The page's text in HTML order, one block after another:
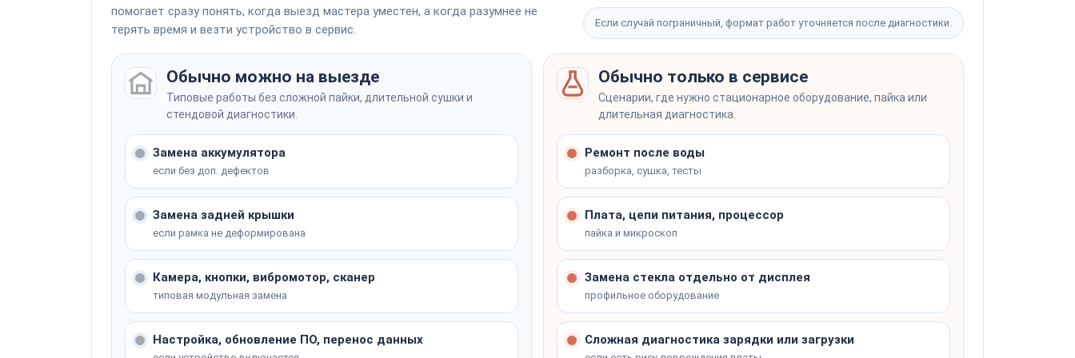
Ремонт Face ID
Не уверены, что сломалось? Мастер определит на месте Записаться
от 1 500 ₽
Не уверены, что сломалось? Мастер определит на месте
Ремонт модуля Wi-Fi 6 / Bluetooth 5.0
Ремонт GPS-модуля
Не уверены, что сломалось? Мастер определит на месте
от 2 000 ₽
Комплексная чистка с профилактикой от влаги
Комплексная чистка
Не уверены, что сломалось? Мастер определит на месте Записаться
помогает сразу понять, когда выезд мастера уместен, а когда разумнее не
терять время и везти устройство в сервис.
Если случай пограничный, формат работ уточняется после диагностики.
Обычно можно на выезде
Типовые работы без сложной пайки, длительной сушки и
стендовой диагностики.
Замена аккумулятора
если без доп. дефектов
Замена задней крышки
если рамка не деформирована
Камера, кнопки, вибромотор, сканер
типовая модульная замена
Настройка, обновление ПО, перенос данных
Обычно только в сервисе
Сценарии, где нужно стационарное оборудование, пайка или
длительная диагностика.
Ремонт после воды
разборка, сушка, тесты
Плата, цепи питания, процессор
пайка и микроскоп
Замена стекла отдельно от дисплея
профильное оборудование
Сложная диагностика зарядки или загрузки